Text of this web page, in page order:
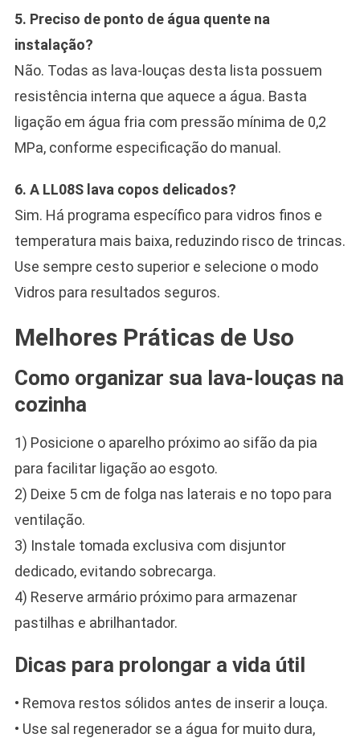
5. Preciso de ponto de água quente na
instalação?
Não. Todas as lava-louças desta lista possuem
resistência interna que aquece a água. Basta
ligação em água fria com pressão mínima de 0,2
MPa, conforme especificação do manual.
6. A LL08S lava copos delicados?
Sim. Há programa específico para vidros finos e
temperatura mais baixa, reduzindo risco de trincas.
Use sempre cesto superior e selecione o modo
Vidros para resultados seguros.
Melhores Práticas de Uso
Como organizar sua lava-louças na
cozinha
1) Posicione o aparelho próximo ao sifão da pia
para facilitar ligação ao esgoto.
2) Deixe 5 cm de folga nas laterais e no topo para
ventilação.
3) Instale tomada exclusiva com disjuntor
dedicado, evitando sobrecarga.
4) Reserve armário próximo para armazenar
pastilhas e abrilhantador.
Dicas para prolongar a vida útil
• Remova restos sólidos antes de inserir a louça.
• Use sal regenerador se a água for muito dura,